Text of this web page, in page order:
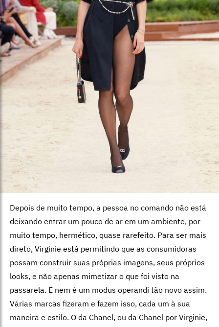
Depois de muito tempo, a pessoa no comando não está
deixando entrar um pouco de ar em um ambiente, por
muito tempo, hermético, quase rarefeito. Para ser mais
direto, Virginie está permitindo que as consumidoras
possam construir suas próprias imagens, seus próprios
looks, e não apenas mimetizar o que foi visto na
passarela. E nem é um modus operandi tão novo assim.
Várias marcas fizeram e fazem isso, cada um à sua
maneira e estilo. O da Chanel, ou da Chanel por Virginie,